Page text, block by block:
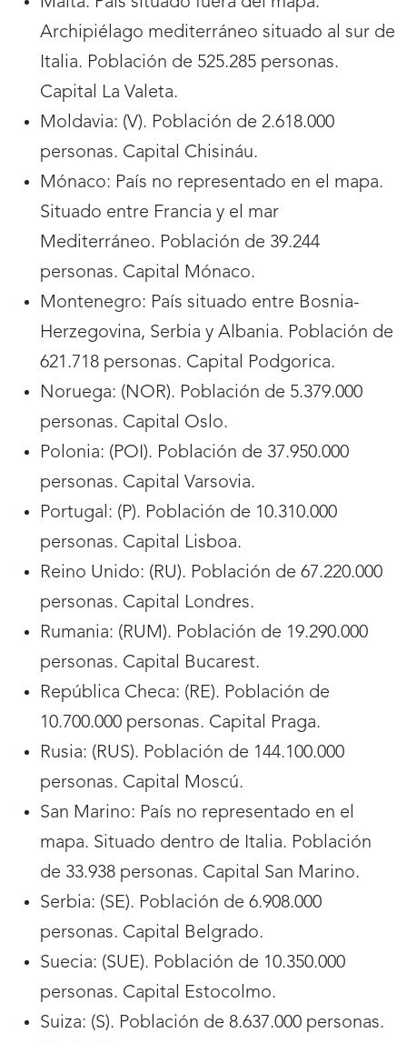
Archipiélago mediterráneo situado al sur de
Italia. Población de 525.285 personas.
Capital La Valeta.
Moldavia: (V). Población de 2.618.000
personas. Capital Chisináu.
Mónaco: País no representado en el mapa.
Situado entre Francia y el mar
Mediterráneo. Población de 39.244
personas. Capital Mónaco.
Montenegro: País situado entre Bosnia-
Herzegovina, Serbia y Albania. Población de
621.718 personas. Capital Podgorica.
Noruega: (NOR). Población de 5.379.000
personas. Capital Oslo.
Polonia: (POI). Población de 37.950.000
personas. Capital Varsovia.
Portugal: (P). Población de 10.310.000
personas. Capital Lisboa.
Reino Unido: (RU). Población de 67.220.000
personas. Capital Londres.
Rumania: (RUM). Población de 19.290.000
personas. Capital Bucarest.
República Checa: (RE). Población de
10.700.000 personas. Capital Praga.
Rusia: (RUS). Población de 144.100.000
personas. Capital Moscú.
San Marino: País no representado en el
mapa. Situado dentro de Italia. Población
de 33.938 personas. Capital San Marino.
Serbia: (SE). Población de 6.908.000
personas. Capital Belgrado.
Suecia: (SUE). Población de 10.350.000
personas. Capital Estocolmo.
Suiza: (S). Población de 8.637.000 personas.